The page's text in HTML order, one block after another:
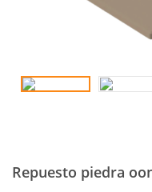
Repuesto piedra